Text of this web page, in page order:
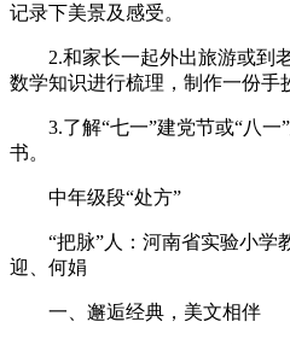
记录下美景及感受。
2.和家长一起外出旅游或到
数学知识进行梳理，制作一份手
3.了解“七一”建党节或“八一
书。
中年级段“处方”
“把脉”人：河南省实验小学
迎、何娟
一、邂逅经典，美文相伴